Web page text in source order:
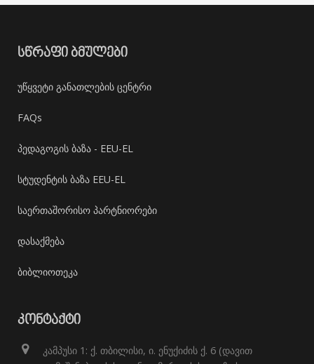
ᲡᲬᲠᲐᲤᲘ ᲑᲛᲣᲚᲔᲑᲘ
უწყვეტი განათლების ცენტრი
FAQs
პედაგოგის ბაზა - EEU-EL
სტუდენტის ბაზა EEU-EL
საერთაშორისო პარტნიორები
დასაქმება
ბიბლიოთეკა
ᲙᲝᲜᲢᲐᲥᲢᲘ
კამპუსი 1: ქ. თბილისი, ი. ენუქიძის ქ. 6 (დავით